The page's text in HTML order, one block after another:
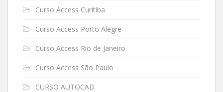
Curso Access Curitiba
Curso Access Porto Alegre
Curso Access Rio de Janeiro
Curso Access São Paulo
CURSO AUTOCAD